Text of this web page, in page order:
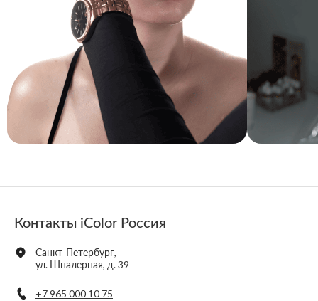
Контакты iColor Россия
Санкт-Петербург,
ул. Шпалерная, д. 39
+7 965 000 10 75